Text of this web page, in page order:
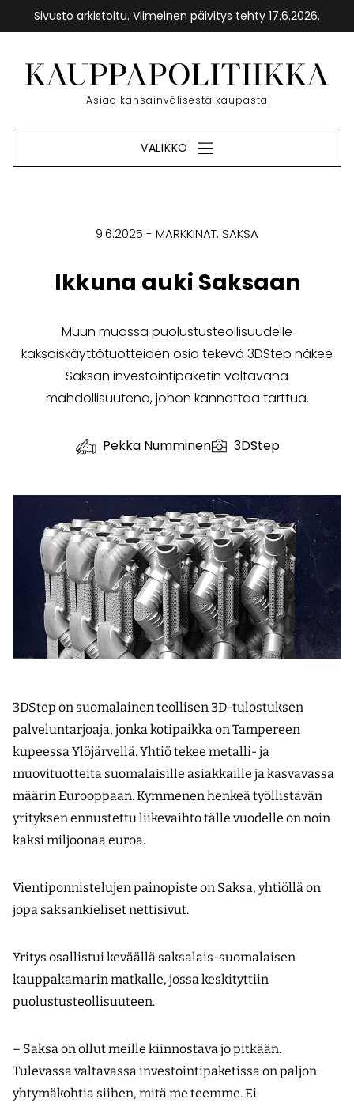
Sivusto arkistoitu. Viimeinen päivitys tehty 17.6.2026.
sisältöön
Etusivu
Asiaa kansainvälisestä kaupasta
VALIKKO
9.6.2025 MARKKINAT SAKSA
Ikkuna auki Saksaan
Muun muassa puolustusteollisuudelle
kaksoiskäyttötuotteiden osia tekevä 3DStep näkee
Saksan investointipaketin valtavana
mahdollisuutena, johon kannattaa tarttua.
Pekka Numminen 3DStep
3DStep on suomalainen teollisen 3D-tulostuksen
palveluntarjoaja, jonka kotipaikka on Tampereen
kupeessa Ylöjärvellä. Yhtiö tekee metalli- ja
muovituotteita suomalaisille asiakkaille ja kasvavassa
määrin Eurooppaan. Kymmenen henkeä työllistävän
yrityksen ennustettu liikevaihto tälle vuodelle on noin
kaksi miljoonaa euroa.
Vientiponnistelujen painopiste on Saksa, yhtiöllä on
jopa saksankieliset nettisivut.
Yritys osallistui keväällä saksalais-suomalaisen
kauppakamarin matkalle, jossa keskityttiin
puolustusteollisuuteen.
– Saksa on ollut meille kiinnostava jo pitkään.
Tulevassa valtavassa investointipaketissa on paljon
yhtymäkohtia siihen, mitä me teemme. Ei